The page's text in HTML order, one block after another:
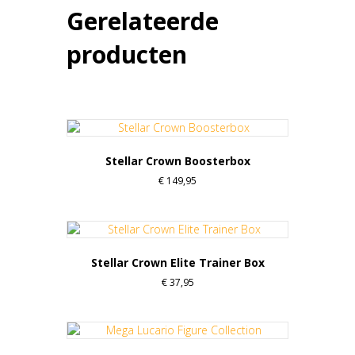
Gerelateerde
producten
Stellar Crown Boosterbox
€ 149,95
Stellar Crown Elite Trainer Box
€37,95